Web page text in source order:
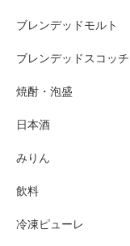
ブレンデッドモルト
ブレンデッドスコッチ
焼酎・泡盛
日本酒
みりん
飲料
冷凍ピューレ